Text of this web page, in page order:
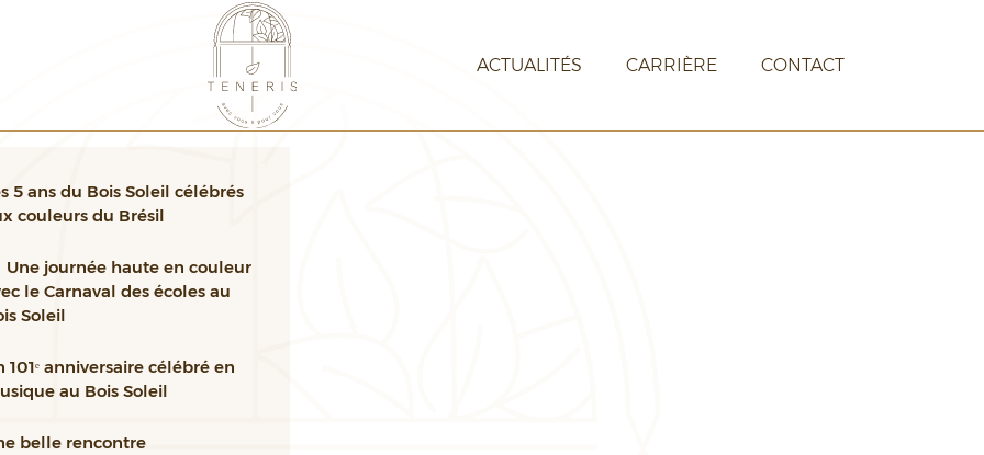
ACTUALITÉS CARRIÈRE CONTACT
5 ans du Bois Soleil célébrés
couleurs du Brésil
Une journée haute en couleur
le Carnaval des écoles au
Soleil
101ᵉ anniversaire célébré en
au Bois Soleil
belle rencontre